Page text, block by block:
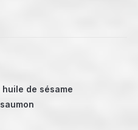
huile de sésame
saumon